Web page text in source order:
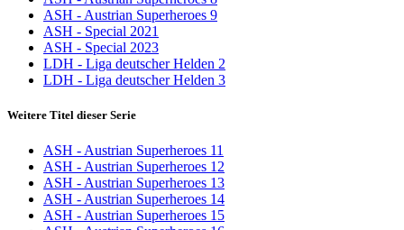
ASH - Austrian Superheroes 9
ASH - Special 2021
ASH - Special 2023
LDH - Liga deutscher Helden 2
LDH - Liga deutscher Helden 3
Weitere Titel dieser Serie
ASH - Austrian Superheroes 11
ASH - Austrian Superheroes 12
ASH - Austrian Superheroes 13
ASH - Austrian Superheroes 14
ASH - Austrian Superheroes 15